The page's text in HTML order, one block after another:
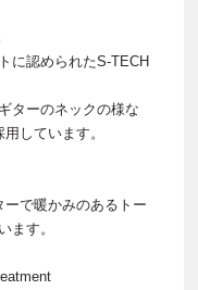
に認められたS-TECH
ターのネックの様な
しています。
で暖かみのあるトー
ます。